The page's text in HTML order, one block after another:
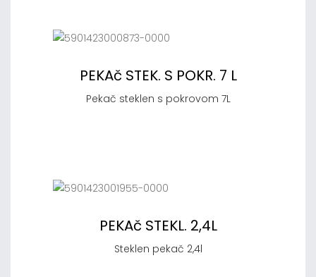
PEKAč STEK. S POKR. 7 L
Pekač steklen s pokrovom 7L
PEKAč STEKL. 2,4L
Steklen pekač 2,4l